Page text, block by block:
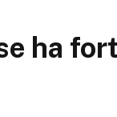
ha